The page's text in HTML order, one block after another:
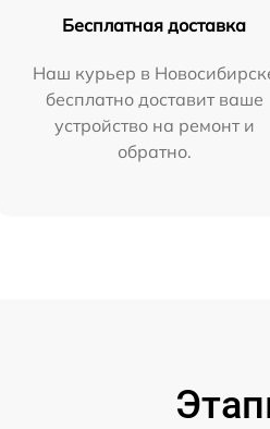
Бесплатная доставка
Наш курьер в
бесплатно доставит ваше
устройство на ремонт и
обратно.